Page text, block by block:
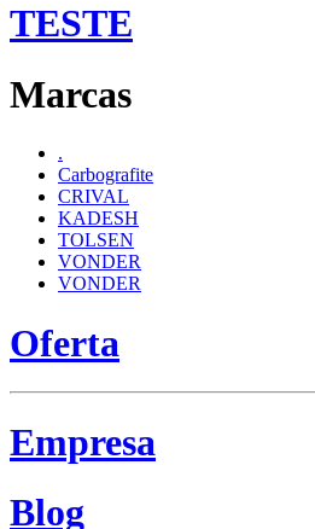
TESTE
Marcas
.
Carbografite
CRIVAL
KADESH
TOLSEN
VONDER
VONDER
Oferta
Empresa
Blog